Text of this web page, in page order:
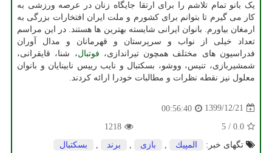
یک بانو تمام تلاشم را برای ارتقا جایگاه زنان در عرصه ورزشی به
کار می گیرم تا بتوانم برای کشورم و ملت ایران افتخارات بزرگی به
ارمغان بیاورم. بانوان ایرانی شایسته بهترین ها هستند. در این مراسم
تعداد خیلی از نواب و سرپرستان و قهرمانان و مدال آوران
فدراسیون های مختلف همچون تیراندازی، فوتبال، شنا، قایقرانی،
شمشیربازی، تنیس، ووشو، بسکتبال و نایب رییس نابینایان و بانوان
معلول نیز نقطه نظرات و مطالبات خودرا ارائه کردند.
1399/12/21
00:56:40
0.0
/
5
1218
تگهای خبر:
المپیك بازی برند بسكتبال